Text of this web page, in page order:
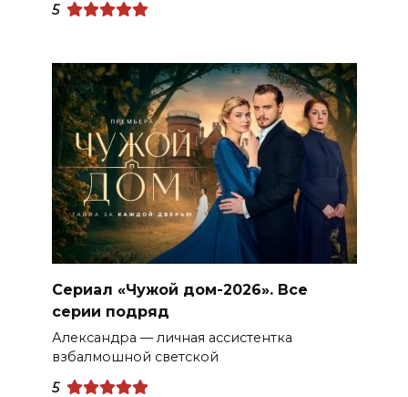
5
Сериал «Чужой дом-2026». Все
серии подряд
Александра — личная ассистентка
взбалмошной светской
5